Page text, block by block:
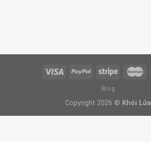
Blog
Copyright 2026 © Khói Lửa